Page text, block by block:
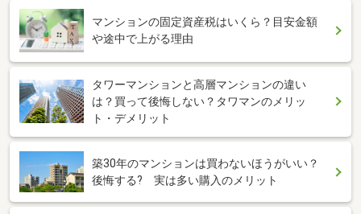
マンションの固定資産税はいくら？目安金額
や途中で上がる理由
タワーマンションと高層マンションの違い
は？買って後悔しない？タワマンのメリッ
ト・デメリット
築30年のマンションは買わないほうがいい？
後悔する? 実は多い購入のメリット